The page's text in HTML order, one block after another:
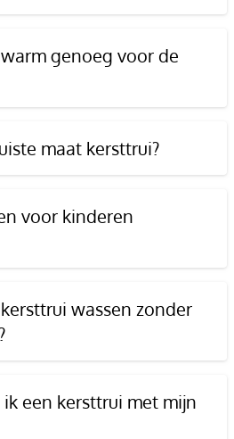
genoeg voor de
maat kersttrui?
voor kinderen
wassen zonder
een kersttrui met mijn